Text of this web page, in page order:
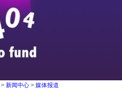
> 新闻中心 > 媒体报道